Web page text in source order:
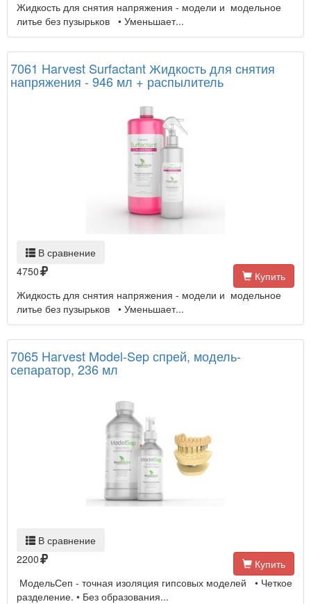
Жидкость для снятия напряжения - модели и модельное
литье без пузырьков • Уменьшает...
7061 Harvest Surfactant Жидкость для снятия
напряжения - 946 мл + распылитель
В сравнение
4750
Купить
Жидкость для снятия напряжения - модели и модельное
литье без пузырьков • Уменьшает...
7065 Harvest Model-Sep спрей, модель-
сепаратор, 236 мл
В сравнение
2200
Купить
МодельСеп - точная изоляция гипсовых моделей • Четкое
разделение. • Без образования...